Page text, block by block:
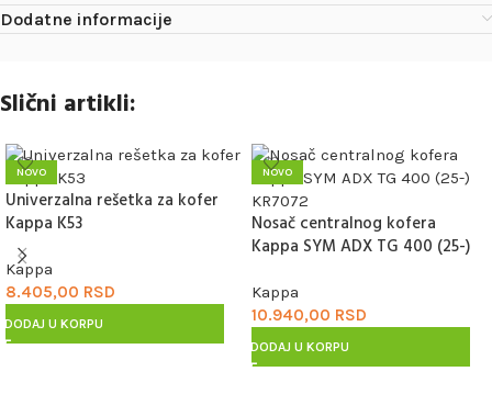
Dodatne informacije
Slični artikli:
NOVO
Univerzalna rešetka za kofer
Kappa K53
Kappa
8.405,00 RSD
DODAJ U KORPU
NOVO
Nosač centralnog kofera
Kappa SYM ADX TG 400 (25-)
Kappa
10.940,00 RSD
DODAJ U KORPU